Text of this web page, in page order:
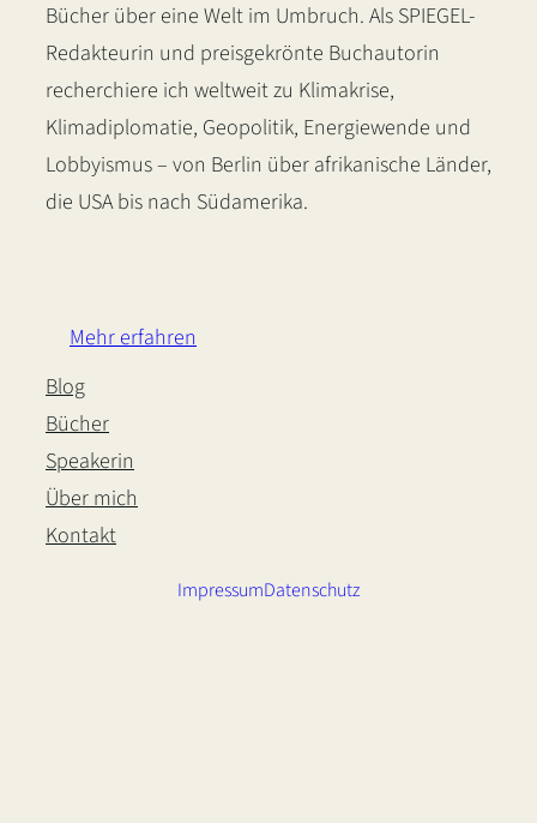
Bücher über eine Welt im Umbruch. Als SPIEGEL-
Redakteurin und preisgekrönte Buchautorin
recherchiere ich weltweit zu Klimakrise,
Klimadiplomatie, Geopolitik, Energiewende und
Lobbyismus – von Berlin über afrikanische Länder,
die USA bis nach Südamerika.
Mehr erfahren
Blog
Bücher
Speakerin
Über mich
Kontakt
ImpressumDatenschutz